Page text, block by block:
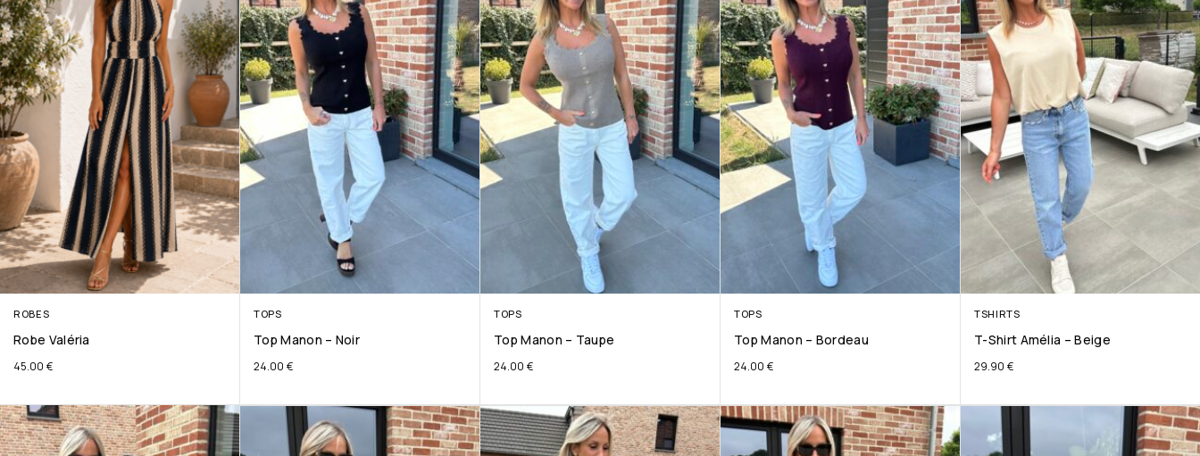
ROBES
Robe Valéria
45.00 €
TOPS
Top Manon – Noir
24.00 €
TOPS
Top Manon – Taupe
24.00 €
TOPS
Top Manon – Bordeau
24.00 €
TSHIRTS
T-Shirt Amélia – Beige
29.90 €